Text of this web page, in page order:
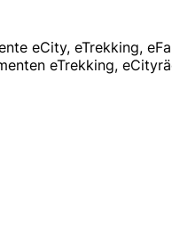
eCity, eTrekking,
eTrekking,